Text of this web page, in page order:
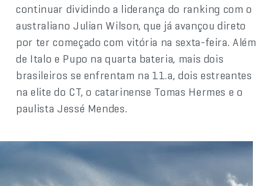
continuar dividindo a liderança do ranking com o
australiano Julian Wilson, que já avançou direto
por ter começado com vitória na sexta-feira. Além
de Italo e Pupo na quarta bateria, mais dois
brasileiros se enfrentam na 11.a, dois estreantes
na elite do CT, o catarinense Tomas Hermes e o
paulista Jessé Mendes.